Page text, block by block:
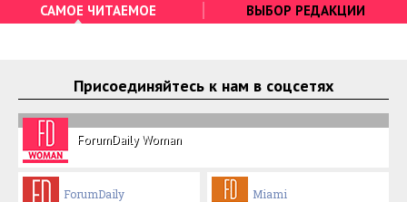
САМОЕ ЧИТАЕМОЕ ВЫБОР РЕДАКЦИИ
Присоединяйтесь к нам в соцсетях
ForumDaily Woman
ForumDaily Miami